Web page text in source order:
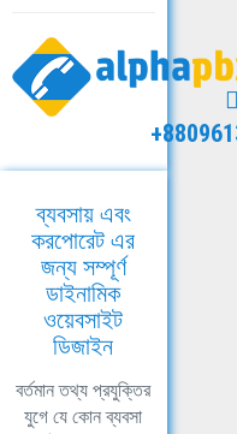
ব্যবসায় এবং
করপোরেট এর
জন্য সম্পূর্ণ
ডাইনামিক
ওয়েবসাইট
ডিজাইন
বর্তমান তথ্য প্রযুক্তির
যুগে যে কোন ব্যবসা